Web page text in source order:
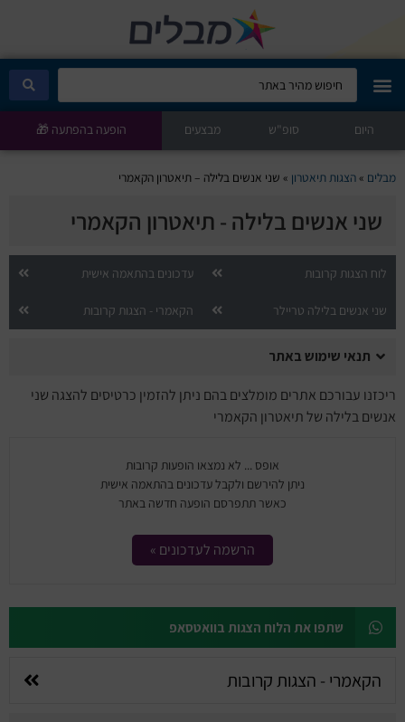
מבלים קלאב
הופעות היום
סטנדאפ
הצגות ילדים
הופעות חיות
הצגות תיאטרון
מחזות זמר
חופשה והופעה
היום סופ"ש מבצעים הופעה בהפתעה 🎁
מבלים »הצגות תיאטרון » שני אנשים בלילה – תיאטרון הקאמרי
שני אנשים בלילה - תיאטרון הקאמרי
לוח הצגות קרובות עדכונים בהתאמה אישית
שני אנשים בלילה טריילר הקאמרי - הצגות קרובות
תנאי שימוש באתר
ריכזנו עבורכם אתרים מומלצים בהם ניתן להזמין כרטיסים להצגה שני
אנשים בלילה של תיאטרון הקאמרי
אופס ... לא נמצאו הופעות קרובות
ניתן להירשם ולקבל עדכונים בהתאמה אישית
כאשר תתפרסם הופעה חדשה באתר
הרשמה לעדכונים »
שתפו את הלוח הצגות בוואטסאפ
הקאמרי - הצגות קרובות